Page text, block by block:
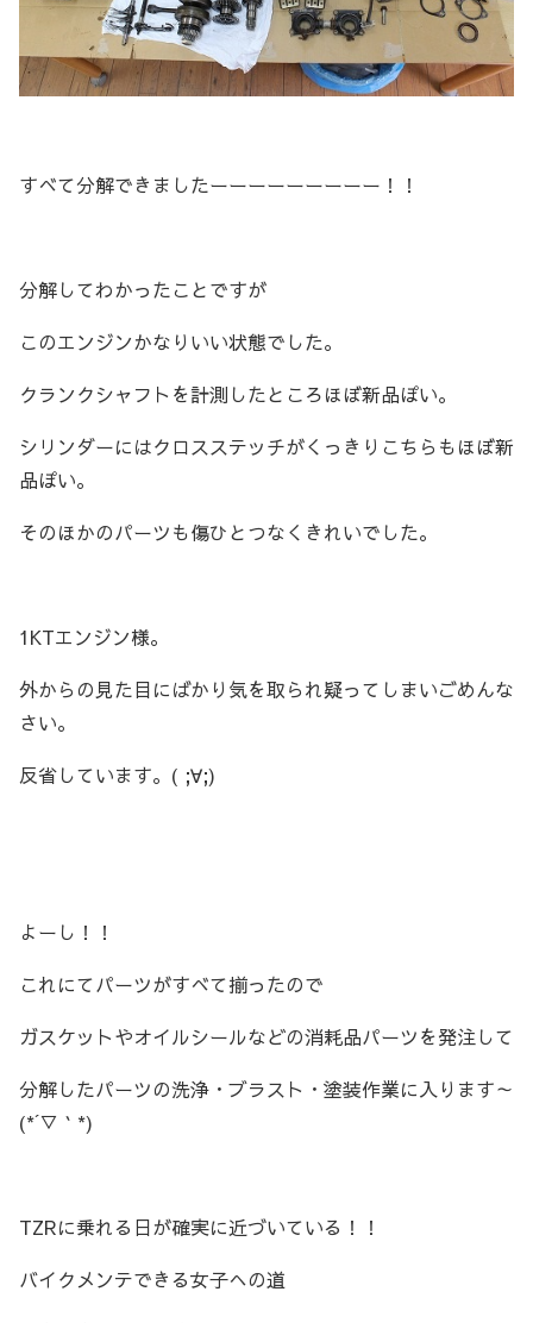
すべて分解できましたーーーーーーーーー！！
分解してわかったことですが
このエンジンかなりいい状態でした。
クランクシャフトを計測したところほぼ新品ぽい。
シリンダーにはクロスステッチがくっきりこちらもほぼ新
品ぽい。
そのほかのパーツも傷ひとつなくきれいでした。
1KTエンジン様。
外からの見た目にばかり気を取られ疑ってしまいごめんな
さい。
反省しています。( ;∀;)
よーし！！
これにてパーツがすべて揃ったので
ガスケットやオイルシールなどの消耗品パーツを発注して
分解したパーツの洗浄・ブラスト・塗装作業に入ります～
(*´▽｀*)
TZRに乗れる日が確実に近づいている！！
バイクメンテできる女子への道